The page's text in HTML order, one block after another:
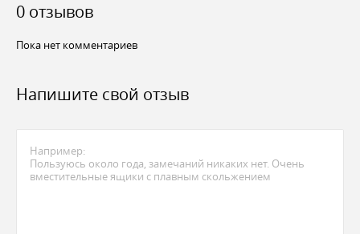
0 отзывов
Пока нет комментариев
Напишите свой отзыв